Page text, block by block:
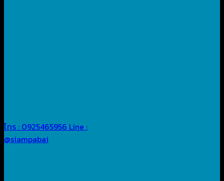
โทร : 0925465956 Line :
@siampabai